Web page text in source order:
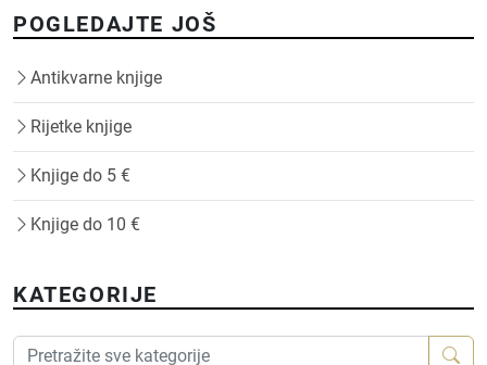
POGLEDAJTE JOŠ
Antikvarne knjige
Rijetke knjige
Knjige do 5 €
Knjige do 10 €
KATEGORIJE